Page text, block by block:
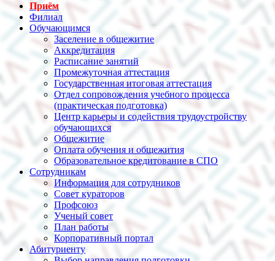
Приём
Филиал
Обучающимся
Заселение в общежитие
Аккредитация
Расписание занятий
Промежуточная аттестация
Государственная итоговая аттестация
Отдел сопровождения учебного процесса
(практическая подготовка)
Центр карьеры и содействия трудоустройству
обучающихся
Общежитие
Оплата обучения и общежития
Образовательное кредитование в СПО
Сотрудникам
Информация для сотрудников
Совет кураторов
Профсоюз
Ученый совет
План работы
Корпоративный портал
Абитуриенту